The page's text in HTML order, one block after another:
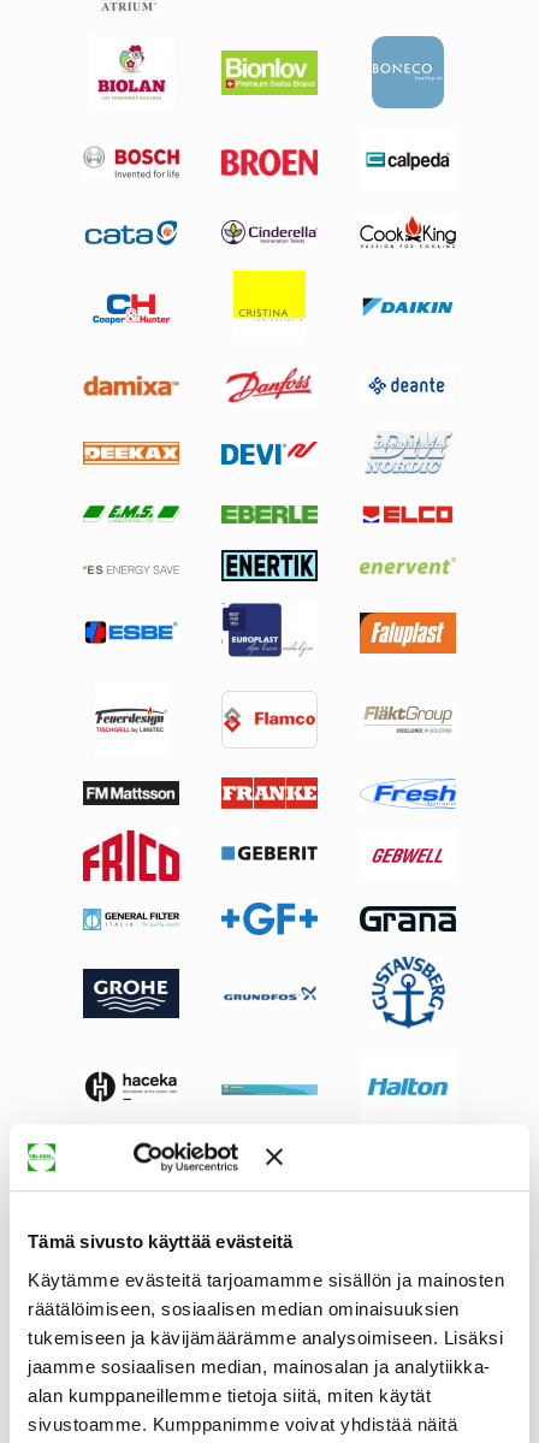
Tämä sivusto käyttää evästeitä
Käytämme evästeitä tarjoamamme sisällön ja mainosten
räätälöimiseen, sosiaalisen median ominaisuuksien
tukemiseen ja kävijämäärämme analysoimiseen. Lisäksi
jaamme sosiaalisen median, mainosalan ja analytiikka-
alan kumppaneillemme tietoja siitä, miten käytät
sivustoamme. Kumppanimme voivat yhdistää näitä